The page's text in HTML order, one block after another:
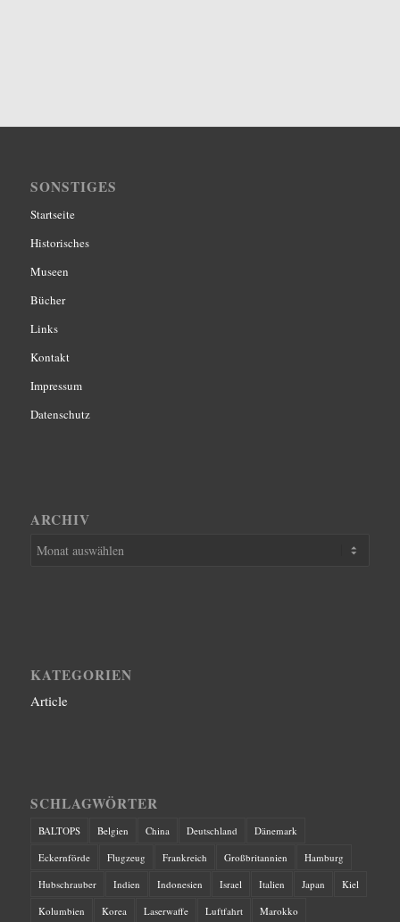
SONSTIGES
Startseite
Historisches
Museen
Bücher
Links
Kontakt
Impressum
Datenschutz
ARCHIV
KATEGORIEN
Article
SCHLAGWÖRTER
BALTOPS Belgien China Deutschland
Dänemark
Eckernförde
Flugzeug Frankreich Großbritannien
Hamburg
Hubschrauber
Indien Indonesien Israel Italien Japan
Kiel
Kolumbien
Korea Laserwaffe Luftfahrt Marokko